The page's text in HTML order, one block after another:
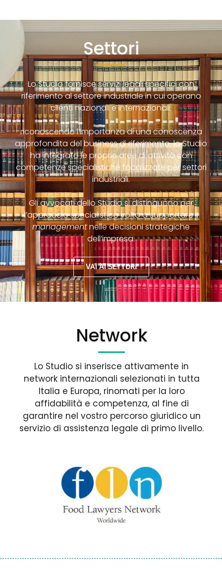
Settori
Lo Studio fornisce servizi legali specifici con
riferimento al settore industriale in cui operano
clienti nazionali e internazionali:
riconoscendo l’importanza di una conoscenza
approfondita del business di riferimento, lo Studio
ha integrato le proprie aree di attività con
competenze specialistiche focalizzate per settori
industriali.
Gli avvocati dello Studio si distinguono per
l’approccio specialistico volto a supportare il
managementnelle decisioni strategiche
dell’impresa.
VAI AI SETTORI
Network
Lo Studio si inserisce attivamente in
network internazionali selezionati in tutta
Italia e Europa, rinomati per la loro
affidabilità e competenza, al fine di
garantire nel vostro percorso giuridico un
servizio di assistenza legale di primo livello.